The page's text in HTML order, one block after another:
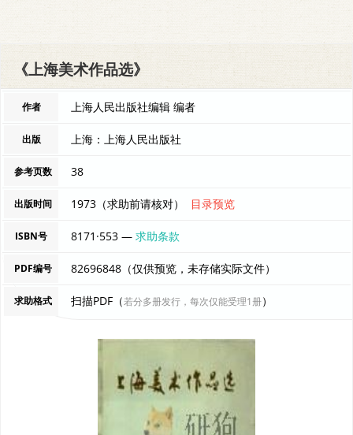
《上海美术作品选》
作者 上海人民出版社编辑 编者
出版 上海：上海人民出版社
参考页数 38
出版时间 1973（求助前请核对） 目录预览
ISBN号 8171·553 —求助条款
PDF编号 82696848（仅供预览，未存储实际文件）
求助格式 扫描PDF（若分多册发行，每次仅能受理1册）